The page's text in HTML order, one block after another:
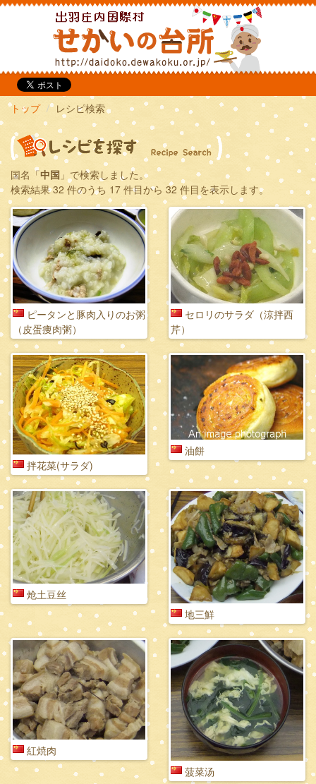
だいどこ
トップ レシピ検索
国名「中国 」で検索しました。
検索結果 32 件のうち 17 件目から 32 件目を表示します。
ピータンと豚肉入りのお粥
（皮蛋痩肉粥）
セロリのサラダ（涼拌西
芹）
拌花菜(サラダ)
油餅
炝土豆丝
地三鮮
紅焼肉
菠菜汤